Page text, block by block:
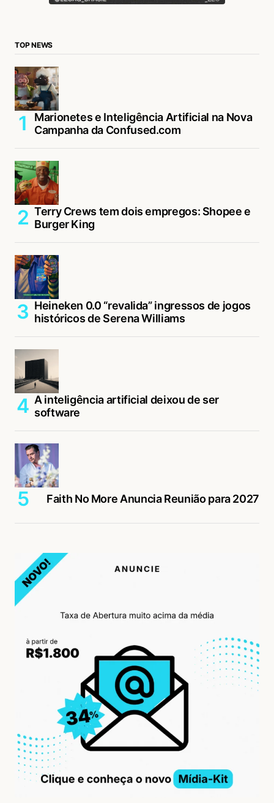
TOP NEWS
Marionetes e Inteligência Artificial na Nova
Campanha da Confused.com
Terry Crews tem dois empregos: Shopee e
Burger King
Heineken 0.0 “revalida” ingressos de jogos
históricos de Serena Williams
A inteligência artificial deixou de ser
software
Faith No More Anuncia Reunião para 2027